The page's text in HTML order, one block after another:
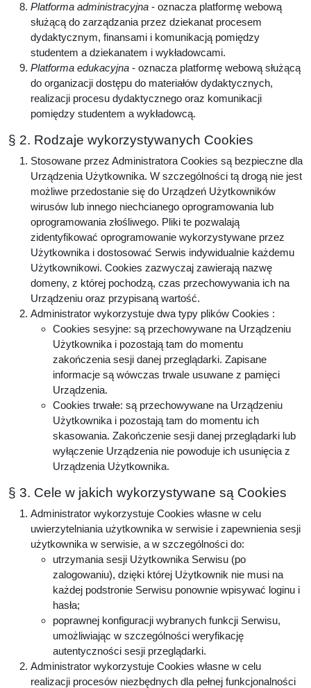
Platforma administracyjna - oznacza platformę webową
służącą do zarządzania przez dziekanat procesem
dydaktycznym, finansami i komunikacją pomiędzy
studentem a dziekanatem i wykładowcami.
Platforma edukacyjna - oznacza platformę webową służącą
do organizacji dostępu do materiałów dydaktycznych,
realizacji procesu dydaktycznego oraz komunikacji
pomiędzy studentem a wykładowcą.
§ 2. Rodzaje wykorzystywanych Cookies
Stosowane przez Administratora Cookies są bezpieczne dla
Urządzenia Użytkownika. W szczególności tą drogą nie jest
możliwe przedostanie się do Urządzeń Użytkowników
wirusów lub innego niechcianego oprogramowania lub
oprogramowania złośliwego. Pliki te pozwalają
zidentyfikować oprogramowanie wykorzystywane przez
Użytkownika i dostosować Serwis indywidualnie każdemu
Użytkownikowi. Cookies zazwyczaj zawierają nazwę
domeny, z której pochodzą, czas przechowywania ich na
Urządzeniu oraz przypisaną wartość.
Administrator wykorzystuje dwa typy plików Cookies :
Cookies sesyjne: są przechowywane na Urządzeniu
Użytkownika i pozostają tam do momentu
zakończenia sesji danej przeglądarki. Zapisane
informacje są wówczas trwale usuwane z pamięci
Urządzenia.
Cookies trwałe: są przechowywane na Urządzeniu
Użytkownika i pozostają tam do momentu ich
skasowania. Zakończenie sesji danej przeglądarki lub
wyłączenie Urządzenia nie powoduje ich usunięcia z
Urządzenia Użytkownika.
§ 3. Cele w jakich wykorzystywane są Cookies
Administrator wykorzystuje Cookies własne w celu
uwierzytelniania użytkownika w serwisie i zapewnienia sesji
użytkownika w serwisie, a w szczególności do:
utrzymania sesji Użytkownika Serwisu (po
zalogowaniu), dzięki której Użytkownik nie musi na
każdej podstronie Serwisu ponownie wpisywać loginu i
hasła;
poprawnej konfiguracji wybranych funkcji Serwisu,
umożliwiając w szczególności weryfikację
autentyczności sesji przeglądarki.
Administrator wykorzystuje Cookies własne w celu
realizacji procesów niezbędnych dla pełnej funkcjonalności